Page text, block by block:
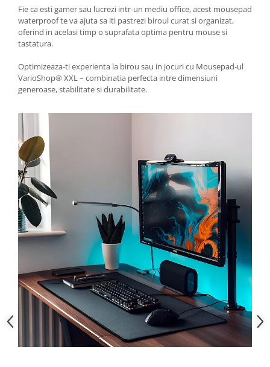
Fie ca esti gamer sau lucrezi intr-un mediu office, acest mousepad
waterproof te va ajuta sa iti pastrezi biroul curat si organizat,
oferind in acelasi timp o suprafata optima pentru mouse si
tastatura.
Optimizeaza-ti experienta la birou sau in jocuri cu Mousepad-ul
VarioShop® XXL – combinatia perfecta intre dimensiuni
generoase, stabilitate si durabilitate.